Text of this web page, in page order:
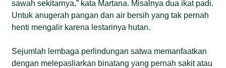
sawah sekitarnya,” kata Martana. Misalnya dua ikat padi.
Untuk anugerah pangan dan air bersih yang tak pernah
henti mengalir karena lestarinya hutan.
Sejumlah lembaga perlindungan satwa memanfaatkan
dengan melepasliarkan binatang yang pernah sakit atau